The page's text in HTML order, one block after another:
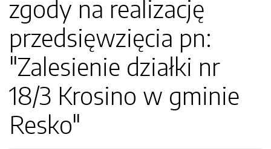
zgody na realizację
przedsięwzięcia pn:
"Zalesienie działki nr
18/3 Krosino w gminie
Resko"